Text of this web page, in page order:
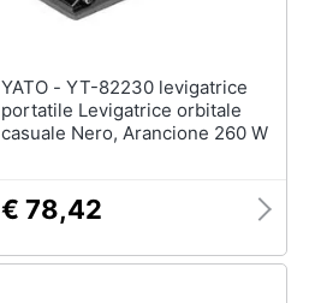
YATO - YT-82230 levigatrice
portatile Levigatrice orbitale
casuale Nero, Arancione 260 W
€ 78,42